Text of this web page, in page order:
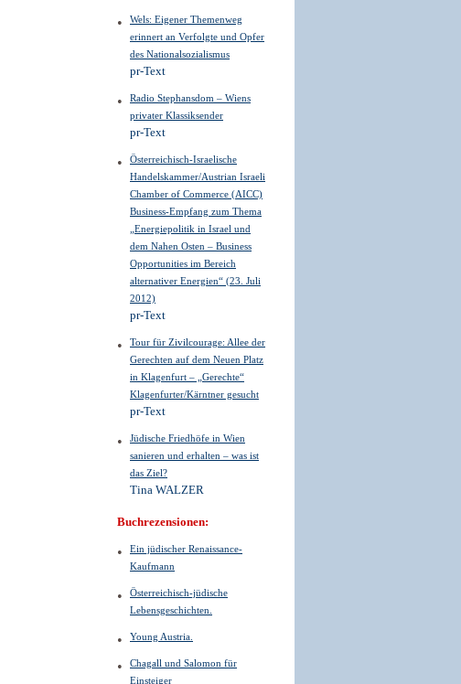
Wels: Eigener Themenweg
erinnert an Verfolgte und Opfer
des Nationalsozialismus
pr-Text
Radio Stephansdom – Wiens
privater Klassiksender
pr-Text
Österreichisch-Israelische
Handelskammer/Austrian Israeli
Chamber of Commerce (AICC)
Business-Empfang zum Thema
„Energiepolitik in Israel und
dem Nahen Osten – Business
Opportunities im Bereich
alternativer Energien“ (23. Juli
2012)
pr-Text
Tour für Zivilcourage: Allee der
Gerechten auf dem Neuen Platz
in Klagenfurt – „Gerechte“
Klagenfurter/Kärntner gesucht
pr-Text
Jüdische Friedhöfe in Wien
sanieren und erhalten – was ist
das Ziel?
Tina WALZER
Buchrezensionen:
Ein jüdischer Renaissance-
Kaufmann
Österreichisch-jüdische
Lebensgeschichten.
Young Austria.
Chagall und Salomon für
Einsteiger